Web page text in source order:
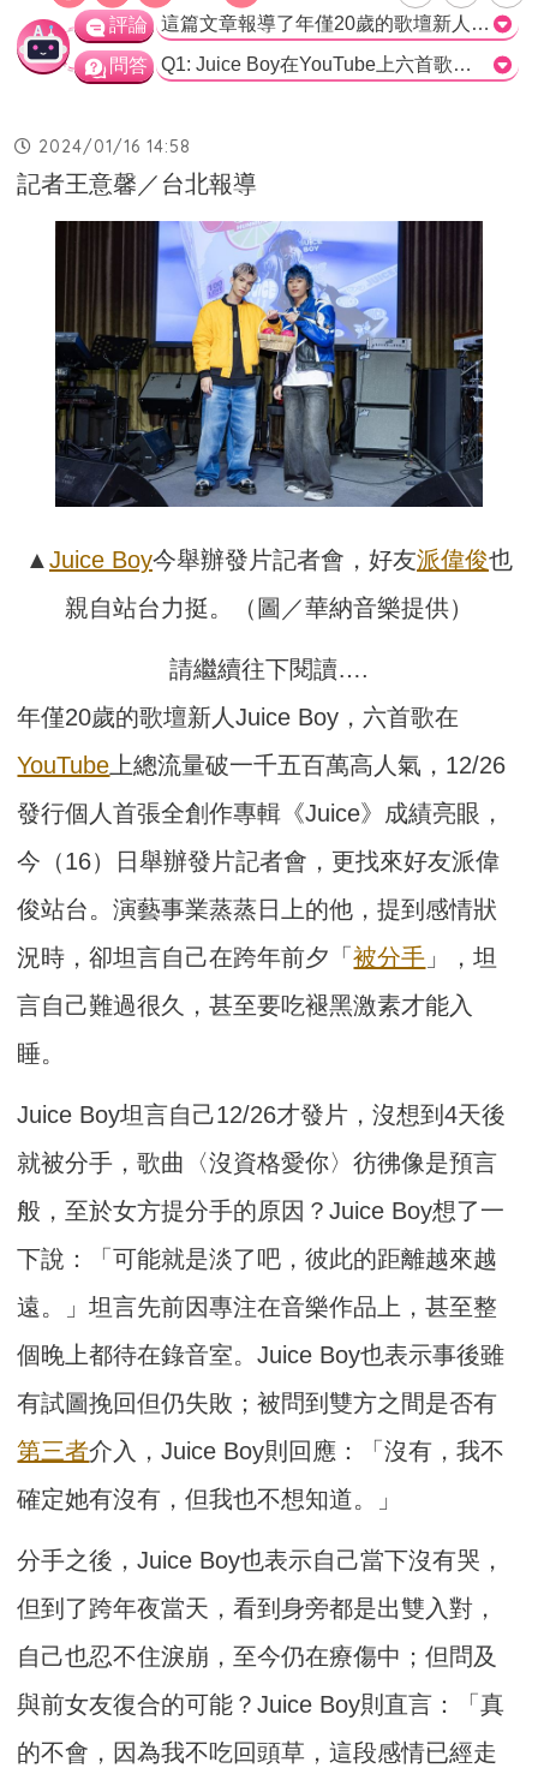
評論 這篇文章報導了年僅20歲的歌壇新人Juice Boy在跨年前夕遭到分手的消息。Juice Boy在發片記者會上表示，他沒有預料到在個人首張全創作專輯發行僅四天後就遭到分手。他提到了自己的感受以及因此需要依賴褪黑激素入睡的情況。Juice Boy坦承自己專注於音樂工作，甚至整晚待在錄音室，可能因此與前女友之間的距離漸行漸遠。儘管他曾試圖挽回這段感情，但失敗了。在被問及是否有第三者介入時，Juice Boy表示自己不確定，也不希望知道。他描述了在跨年夜看到身旁都是情侶而不禁淚崩的情景，並且明確表示不會與前女友復合，因為這段感情已經走到終點。至於下一段感情，Juice Boy表示可能要等待下個EP發行後才會考慮，他目前還沒有準備好。>
問答 Q1: Juice Boy在YouTube上六首歌的總流量破多少？ A) 一百五十萬 B) 一千五百萬 C) 一億五千萬 D) 十五億 正確答案：B) 一千五百萬 Q2: Juice Boy的首張全創作專輯《Juice》是在哪天發行的？ A) 12/20 B) 12/26 C) 12/31 D) 1/1 正確答案：B) 12/26 Q3: Juice Boy提到自己在跨年前夕被分手，他說自己用了什麼才能入睡？ A) 安眠藥 B) 褪黑激素 C) 紅酒 D) 空腹入睡 正確答案：B) 褪黑激素
2024/01/16 14:58
記者王意馨／台北報導
▲ Juice Boy今舉辦發片記者會，好友派偉俊也
親自站台力挺。（圖／華納音樂提供）
請繼續往下閱讀….
年僅20歲的歌壇新人Juice Boy，六首歌在
YouTube 上總流量破一千五百萬高人氣，12/26
發行個人首張全創作專輯《Juice》成績亮眼，
今（16）日舉辦發片記者會，更找來好友派偉
俊站台。演藝事業蒸蒸日上的他，提到感情狀
況時，卻坦言自己在跨年前夕「被分手 」，坦
言自己難過很久，甚至要吃褪黑激素才能入
睡。
Juice Boy坦言自己12/26才發片，沒想到4天後
就被分手，歌曲〈沒資格愛你〉彷彿像是預言
般，至於女方提分手的原因？Juice Boy想了一
下說：「可能就是淡了吧，彼此的距離越來越
遠。」坦言先前因專注在音樂作品上，甚至整
個晚上都待在錄音室。Juice Boy也表示事後雖
有試圖挽回但仍失敗；被問到雙方之間是否有
第三者介入，Juice Boy則回應：「沒有，我不
確定她有沒有，但我也不想知道。」
分手之後，Juice Boy也表示自己當下沒有哭，
但到了跨年夜當天，看到身旁都是出雙入對，
自己也忍不住淚崩，至今仍在療傷中；但問及
與前女友復合的可能？Juice Boy則直言：「真
的不會，因為我不吃回頭草，這段感情已經走